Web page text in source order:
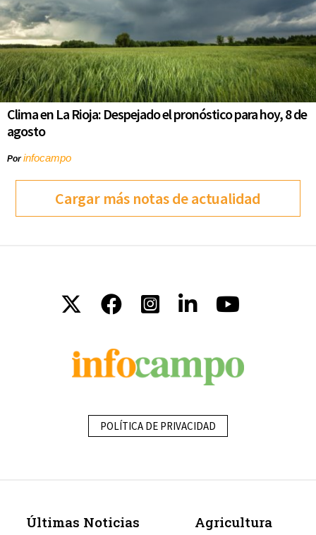
Clima en La Rioja: Despejado el pronóstico para hoy, 8 de
agosto
Porinfocampo
Cargar más notas de actualidad
POLÍTICA DE PRIVACIDAD
Últimas Noticias
Agricultura